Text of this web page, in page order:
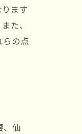
ます
た、
の点
、仙